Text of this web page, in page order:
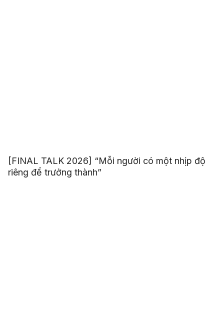
[FINAL TALK 2026] “Mỗi người có một nhịp độ
riêng để trưởng thành”